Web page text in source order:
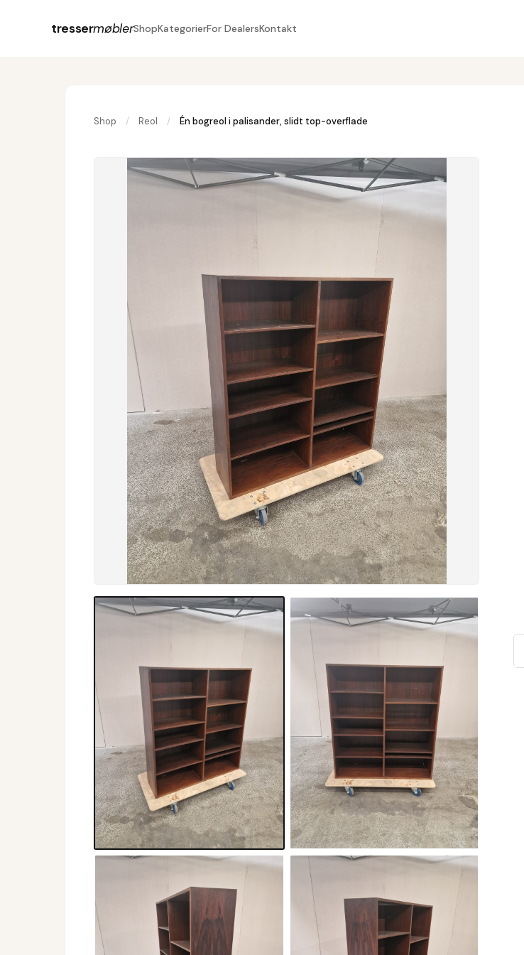
tressermøblerShopKategorierFor DealersKontakt
Shop / Reol / Én bogreol i palisander, slidt top-overflade